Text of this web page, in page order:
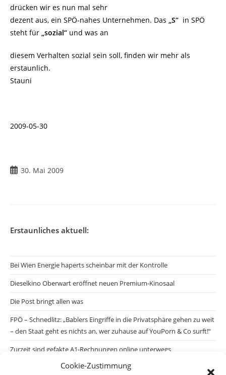
Cookie-Zustimmung
drücken wir es nun mal sehr
dezent aus, ein SPÖ-nahes Unternehmen. Das „S“ in SPÖ
steht für „sozial“ und was an
diesem Verhalten sozial sein soll, finden wir mehr als
erstaunlich.
Stauni
2009-05-30
30. Mai 2009
Erstaunliches aktuell:
Bei Wien Energie haperts scheinbar mit der Kontrolle
Dieselkino Oberwart eröffnet neuen Premium-Kinosaal
Die Post bringt allen was
FPÖ – Schnedlitz: „Bablers Eingriffe in die Privatsphäre gehen zu weit
– den Staat geht es nichts an, wer zuhause auf YouPorn & Co surft!“
Zurzeit sind gefakte A1-Rechnungen online unterwegs
Salzburgs Juden und ihre Sicherheit: „Erst nach einem Anschlag wäre